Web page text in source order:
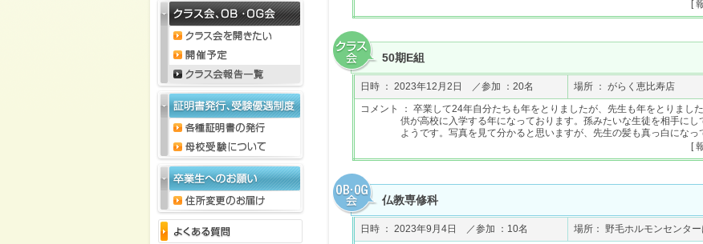
[
50期E組
日時 ： 2023年12月2日 ／参加 ：20名
場所 ： がらく恵比寿店
コメント ： 卒業して24年自分たちも年をとりましたが、先生も年をとりまし
供が高校に入学する年になっております。孫みたいな生徒を相手にし
ようです。写真を見て分かると思いますが、先生の髪も真っ白になっ
[
仏教専修科
日時 ： 2023年9月4日 ／参加 ：10名
場所： 野毛ホルモンセンタ